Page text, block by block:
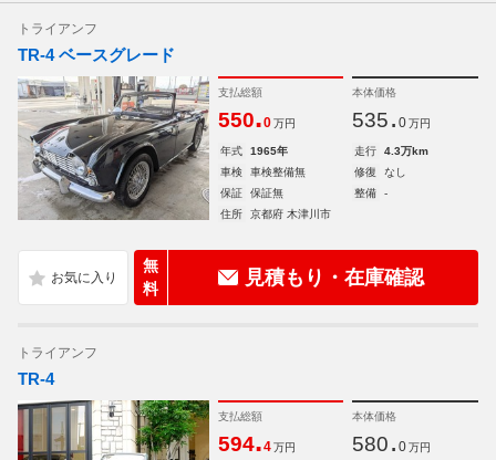
トライアンフ
TR-4 ベースグレード
支払総額
550.0 万円
本体価格
535. 0 万円
年式 1965年 走行
4.3万km
車検
車検整備無 修復
なし
保証
保証無 整備
-
住所
京都府 木津川市
無
料
見積もり・在庫確認
トライアンフ
TR-4
支払総額
594.4 万円
本体価格
580. 0 万円